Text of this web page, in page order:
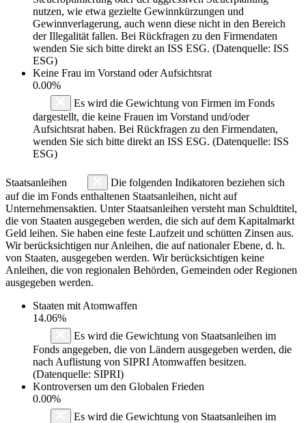
nutzen, wie etwa gezielte Gewinnkürzungen und
Gewinnverlagerung, auch wenn diese nicht in den Bereich
der Illegalität fallen. Bei Rückfragen zu den Firmendaten
wenden Sie sich bitte direkt an ISS ESG. (Datenquelle: ISS
ESG)
Keine Frau im Vorstand oder Aufsichtsrat
0.00%
Es wird die Gewichtung von Firmen im Fonds
dargestellt, die keine Frauen im Vorstand und/oder
Aufsichtsrat haben. Bei Rückfragen zu den Firmendaten,
wenden Sie sich bitte direkt an ISS ESG. (Datenquelle: ISS
ESG)
Staatsanleihen
Die folgenden Indikatoren beziehen sich
auf die im Fonds enthaltenen Staatsanleihen, nicht auf
Unternehmensaktien. Unter Staatsanleihen versteht man Schuldtitel,
die von Staaten ausgegeben werden, die sich auf dem Kapitalmarkt
Geld leihen. Sie haben eine feste Laufzeit und schütten Zinsen aus.
Wir berücksichtigen nur Anleihen, die auf nationaler Ebene, d. h.
von Staaten, ausgegeben werden. Wir berücksichtigen keine
Anleihen, die von regionalen Behörden, Gemeinden oder Regionen
ausgegeben werden.
Staaten mit Atomwaffen
14.06%
Es wird die Gewichtung von Staatsanleihen im
Fonds angegeben, die von Ländern ausgegeben werden, die
nach Auflistung von SIPRI Atomwaffen besitzen.
(Datenquelle: SIPRI)
Kontroversen um den Globalen Frieden
0.00%
Es wird die Gewichtung von Staatsanleihen im